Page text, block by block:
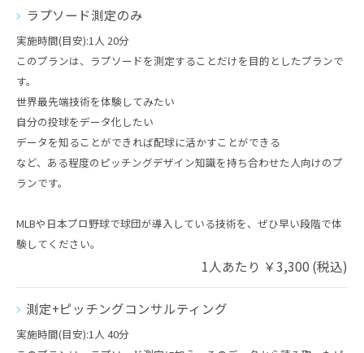
ラプソード測定のみ
実施時間(目安):1人 20分
このプランは、ラプソードを測定することだけを目的としたプランで
す。
世界最先端技術を体験してみたい
自分の投球をデータ化したい
データを知ることができれば配球に活かすことができる
など、ある程度のピッチングデザイン知識を持ち合わせた人向けのプ
ランです。
MLBや日本プロ野球で球団が導入している技術を、ぜひ早い段階で体
験してください。
1人あたり ￥3,300 (税込)
測定+ピッチングコンサルティング
実施時間(目安):1人 40分